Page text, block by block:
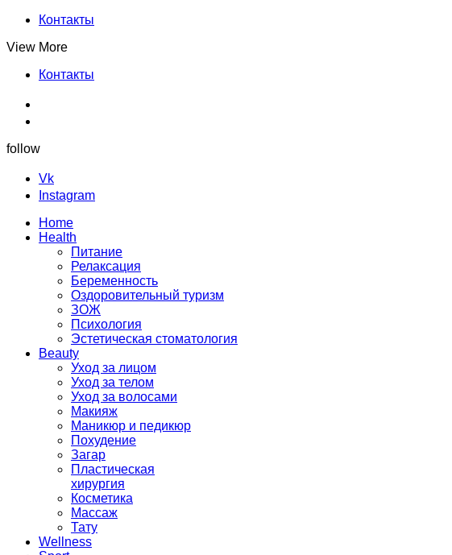
Контакты
View More
Контакты
follow
Vk
Instagram
Home
Health
Питание
Релаксация
Беременность
Оздоровительный туризм
ЗОЖ
Психология
Эстетическая стоматология
Beauty
Уход за лицом
Уход за телом
Уход за волосами
Макияж
Маникюр и педикюр
Похудение
Загар
Пластическая
хирургия
Косметика
Массаж
Тату
Wellness